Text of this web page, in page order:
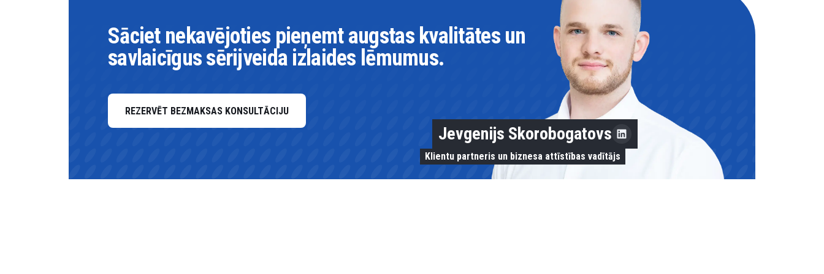
Sāciet nekavējoties pieņemt augstas kvalitātes un
savlaicīgus sērijveida izlaides lēmumus.
REZERVĒT BEZMAKSAS KONSULTĀCIJU
Jevgenijs Skorobogatovs
Klientu partneris un biznesa attīstības vadītājs